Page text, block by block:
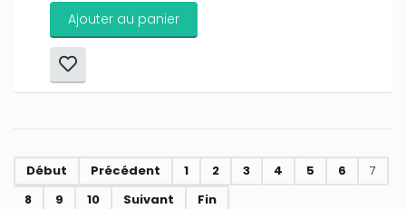
Ajouter au panier
Début Précédent 1 2 3 4 5 6
7
8
9 10 Suivant Fin